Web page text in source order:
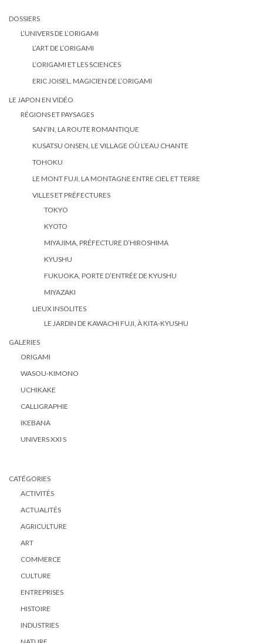
DOSSIERS
L’UNIVERS DE L’ORIGAMI
L’ART DE L’ORIGAMI
L’ORIGAMI ET LES SCIENCES
ERIC JOISEL, MAGICIEN DE L’ORIGAMI
LE JAPON EN VIDÉO
RÉGIONS ET PAYSAGES
SAN’IN, LA ROUTE ROMANTIQUE
KUSATSU ONSEN, LE VILLAGE OÙ L’EAU CHANTE
TOHOKU
LE MONT FUJI, LA MONTAGNE ENTRE CIEL ET TERRE
VILLES ET PRÉFECTURES
TOKYO
KYOTO
MIYAJIMA, PRÉFECTURE D’HIROSHIMA
KYUSHU
FUKUOKA, PORTE D’ENTRÉE DE KYUSHU
MIYAZAKI
LIEUX INSOLITES
LE JARDIN DE KAWACHI FUJI, À KITA-KYUSHU
GALERIES
ORIGAMI
WASOU-KIMONO
UCHIKAKE
CALLIGRAPHIE
IKEBANA
UNIVERS XXI S
CATÉGORIES
ACTIVITÉS
ACTUALITÉS
AGRICULTURE
ART
COMMERCE
CULTURE
ENTREPRISES
HISTOIRE
INDUSTRIES